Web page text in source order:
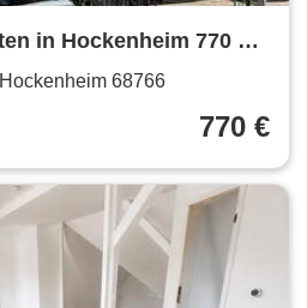
in Hockenheim 770 €
Hockenheim 68766
770 €